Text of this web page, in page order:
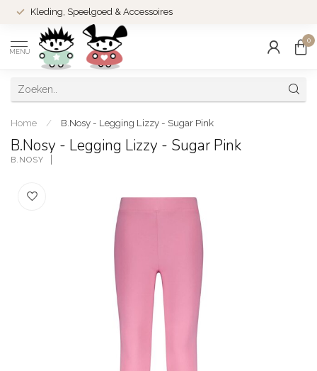
Kleding, Speelgoed & Accessoires
MENU
0
Home / B.Nosy - Legging Lizzy - Sugar Pink
B.Nosy - Legging Lizzy - Sugar Pink
B.NOSY